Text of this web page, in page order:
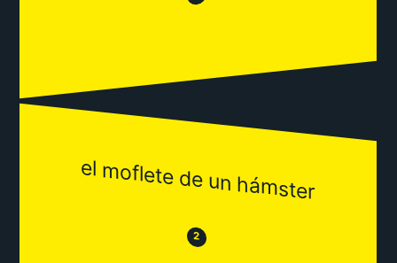
el moflete de un hámster
😒 2 😂